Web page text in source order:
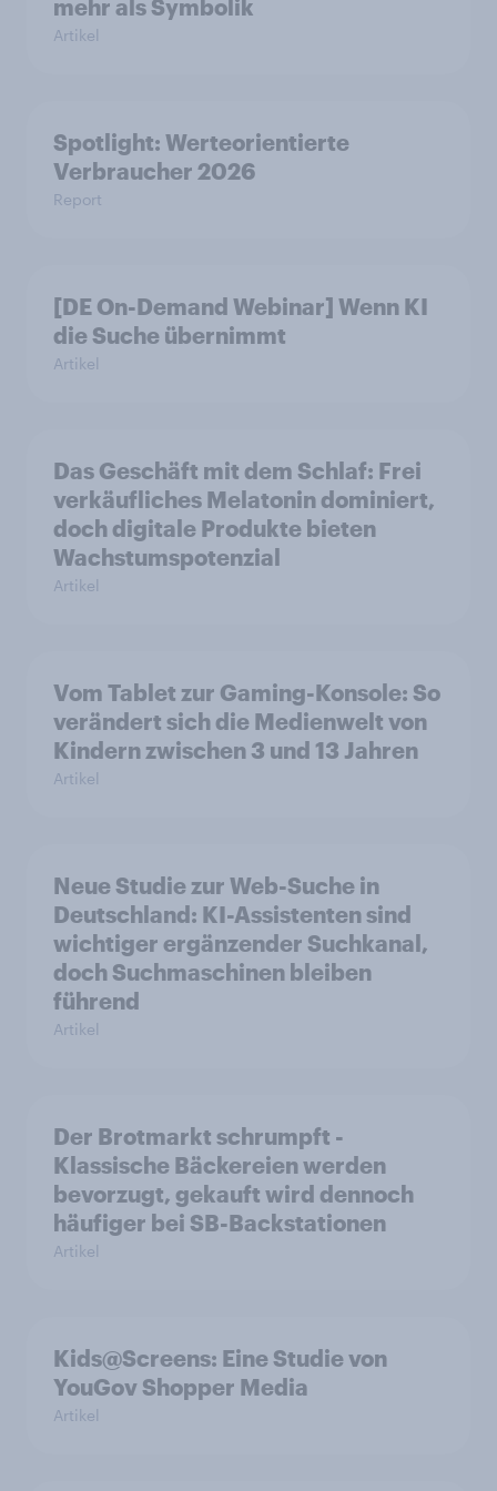
mehr als Symbolik
Artikel
Spotlight: Werteorientierte
Verbraucher 2026
Report
[DE On-Demand Webinar] Wenn KI
die Suche übernimmt
Artikel
Das Geschäft mit dem Schlaf: Frei
verkäufliches Melatonin dominiert,
doch digitale Produkte bieten
Wachstumspotenzial
Artikel
Vom Tablet zur Gaming-Konsole: So
verändert sich die Medienwelt von
Kindern zwischen 3 und 13 Jahren
Artikel
Neue Studie zur Web-Suche in
Deutschland: KI-Assistenten sind
wichtiger ergänzender Suchkanal,
doch Suchmaschinen bleiben
führend
Artikel
Der Brotmarkt schrumpft -
Klassische Bäckereien werden
bevorzugt, gekauft wird dennoch
häufiger bei SB-Backstationen
Artikel
Kids@Screens: Eine Studie von
YouGov Shopper Media
Artikel